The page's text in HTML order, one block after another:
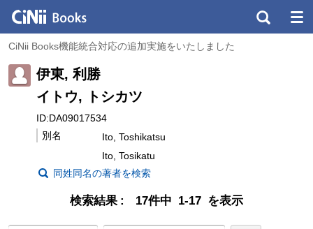
CiNii Books機能統合対応の追加実施をいたしました
伊東, 利勝
イトウ, トシカツ
ID:DA09017534
別名
Ito, Toshikatsu
Ito, Tosikatu
同姓同名の著者を検索
検索結果 17件中 1-17 を表示